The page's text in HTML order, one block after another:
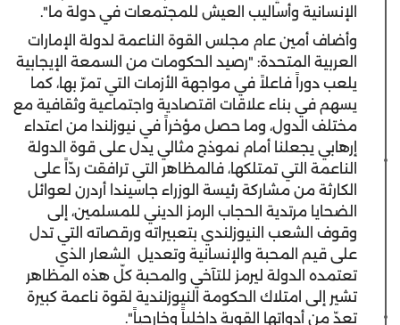
الإنسانية وأساليب العيش للمجتمعات في دولة ما".
وأضاف أمين عام مجلس القوة الناعمة لدولة الإمارات
العربية المتحدة: "رصيد الحكومات من السمعة الإيجابية
يلعب دوراً فاعلاً في مواجهة الأزمات التي تمرّ بها، كما
يسهم في بناء علاقات اقتصادية واجتماعية وثقافية مع
مختلف الدول، وما حصل مؤخراً في نيوزلندا من اعتداء
إرهابي يجعلنا أمام نموذج مثالي يدل على قوة الدولة
الناعمة التي تمتلكها، فالمظاهر التي ترافقت ردّاً على
الكارثة من مشاركة رئيسة الوزراء جاسيندا أردرن لعوائل
الضحايا مرتدية الحجاب الرمز الديني للمسلمين، إلى
وقوف الشعب النيوزلندي بتعبيراته ورقصاته التي تدل
على قيم المحبة والإنسانية وتعديل الشعار الذي
تعتمده الدولة ليرمز للتآخي والمحبة كلّ هذه المظاهر
تشير إلى امتلاك الحكومة النيوزلندية لقوة ناعمة كبيرة
تعدّ من أدواتها القوية داخلياً وخارجياً".